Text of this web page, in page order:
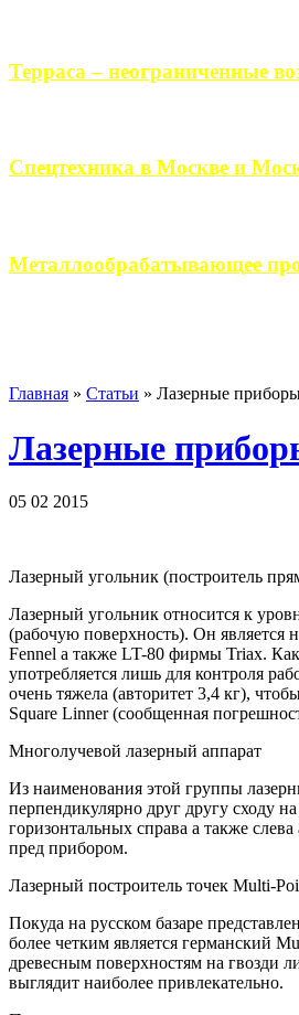
Терраса – неограниченные
Спецтехника в Москве и
Металлообрабатывающее
Главная » Статьи » Лазерные
Лазерные
05 02 2015
Лазерный угольник (построитель
Лазерный угольник относится к
(рабочую поверхность). Он является
Fennel а также LT-80 фирмы Triax.
употребляется лишь для контроля
очень тяжела (авторитет 3,4 кг),
Square Linner (сообщенная
Многолучевой лазерный аппарат
Из наименования этой группы
перпендикулярно друг другу сходу
горизонтальных справа а также
пред прибором.
Лазерный построитель точек Multi-
Покуда на русском базаре
более четким является германский
древесным поверхностям на гвозди
выглядит наиболее привлекательно.